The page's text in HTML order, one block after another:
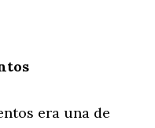
era una de